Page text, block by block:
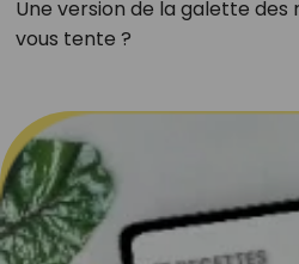
Une version de la galette des
vous tente ?